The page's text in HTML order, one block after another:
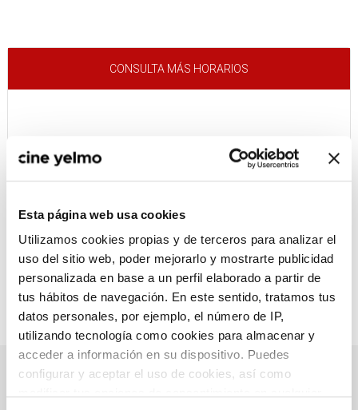
Esta página web usa cookies
Utilizamos cookies propias y de terceros para analizar el
uso del sitio web, poder mejorarlo y mostrarte publicidad
personalizada en base a un perfil elaborado a partir de
tus hábitos de navegación. En este sentido, tratamos tus
datos personales, por ejemplo, el número de IP,
utilizando tecnología como cookies para almacenar y
acceder a información en su dispositivo. Puedes
configurar y aceptar el uso de cookies, así como
CONSULTA MÁS HORARIOS
:(
No hay películas con el
seleccionado.
PRÓXIMOS ESTRENOS